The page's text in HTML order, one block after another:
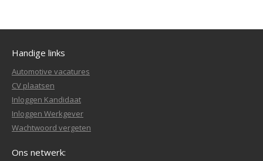
Handige links
Automotive vacatures
CV plaatsen
Inloggen Kandidaat
Inloggen Werkgever
Wachtwoord vergeten
Ons netwerk: